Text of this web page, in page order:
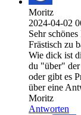
Moritz
2024-04-02
Sehr
Frästisch zu
Wie dick ist
du "über" der
oder gibt es
über eine
Moritz
Antworten